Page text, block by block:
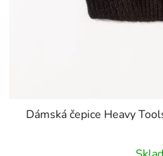
Dámská čepice Heavy